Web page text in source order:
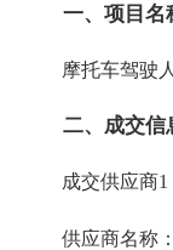
一、项目名
摩托车驾驶人
二、成交信
成交供应商1
供应商名称：